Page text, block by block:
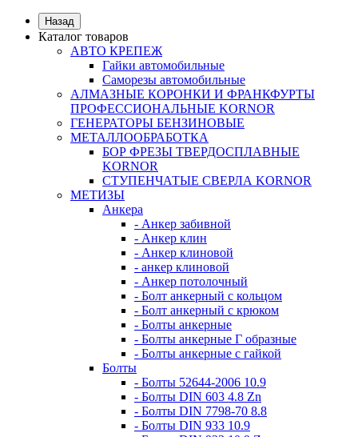
Назад
Каталог товаров
АВТО КРЕПЕЖ
Гайки автомобильные
Саморезы автомобильные
АЛМАЗНЫЕ КОРОНКИ И ФРАНКФУРТЫ
ПРОФЕССИОНАЛЬНЫЕ KORNOR
ГЕНЕРАТОРЫ БЕНЗИНОВЫЕ
МЕТАЛЛООБРАБОТКА
БОР ФРЕЗЫ ТВЕРДОСПЛАВНЫЕ
KORNOR
СТУПЕНЧАТЫЕ СВЕРЛА KORNОR
МЕТИЗЫ
Анкера
- Анкер забивной
- Анкер клин
- Анкер клиновой
- анкер клиновой
- Анкер потолочный
- Болт анкерный с кольцом
- Болт анкерный с крюком
- Болты анкерные
- Болты анкерные Г образные
- Болты анкерные с гайкой
Болты
- Болты 52644-2006 10.9
- Болты DIN 603 4.8 Zn
- Болты DIN 7798-70 8.8
- Болты DIN 933 10.9